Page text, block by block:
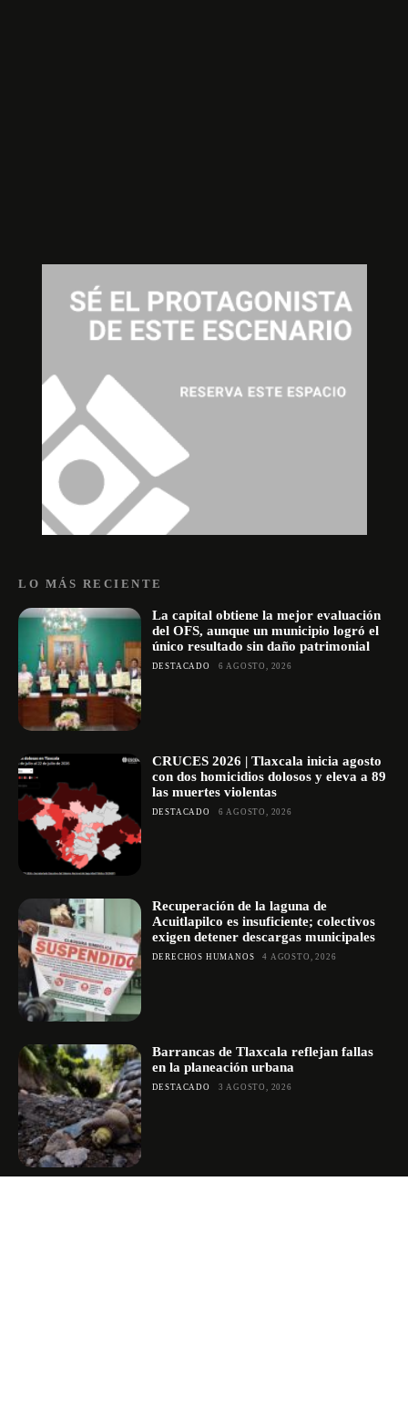
LO MÁS RECIENTE
La capital obtiene la mejor evaluación
del OFS, aunque un municipio logró el
único resultado sin daño patrimonial
DESTACADO 6 AGOSTO, 2026
CRUCES 2026 | Tlaxcala inicia agosto
con dos homicidios dolosos y eleva a 89
las muertes violentas
DESTACADO 6 AGOSTO, 2026
Recuperación de la laguna de
Acuitlapilco es insuficiente; colectivos
exigen detener descargas municipales
DERECHOS HUMANOS 4 AGOSTO, 2026
Barrancas de Tlaxcala reflejan fallas
en la planeación urbana
DESTACADO 3 AGOSTO, 2026